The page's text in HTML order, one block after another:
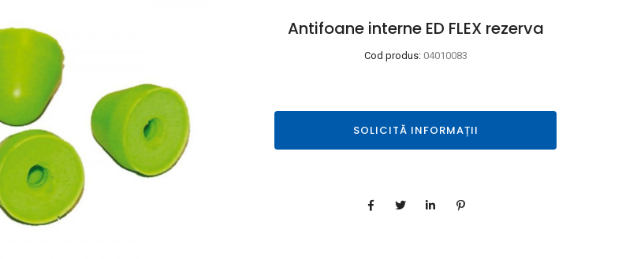
Antifoane interne ED FLEX rezerva
Cod produs: 04010083
SOLICITĂ INFORMAȚII